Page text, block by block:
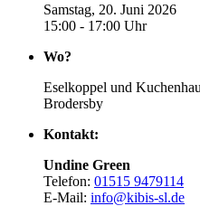
Samstag, 20. Juni 2026
15:00 - 17:00 Uhr
Wo?
Eselkoppel und
Brodersby
Kontakt:
Undine Green
Telefon: 01515 9479114
E-Mail: info@kibis-sl.de